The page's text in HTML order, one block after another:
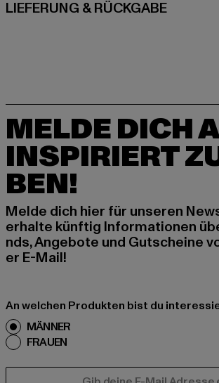
LIEFERUNG & RÜCKGABE
MELDE DICH
INSPIRIERT
BEN!
Melde dich hier für unseren
erhalte künftig Informationen
nds, Angebote und Gutscheine
er E-Mail!
An welchen Produkten bist du
MÄNNER
FRAUEN